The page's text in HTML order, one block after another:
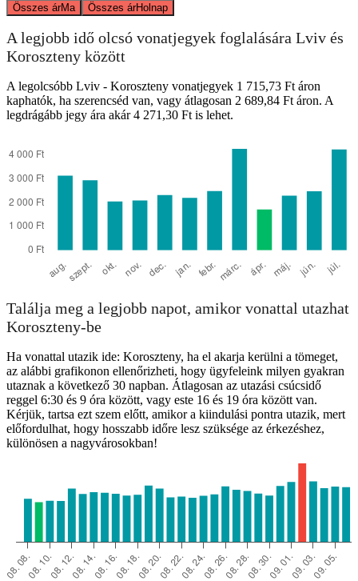
Összes árMa Összes árHolnap
A legjobb idő olcsó vonatjegyek foglalására Lviv és
Koroszteny között
A legolcsóbb Lviv - Koroszteny vonatjegyek 1 715,73 Ft áron
kaphatók, ha szerencséd van, vagy átlagosan 2 689,84 Ft áron. A
legdrágább jegy ára akár 4 271,30 Ft is lehet.
Találja meg a legjobb napot, amikor vonattal utazhat
Koroszteny-be
Ha vonattal utazik ide: Koroszteny, ha el akarja kerülni a tömeget,
az alábbi grafikonon ellenőrizheti, hogy ügyfeleink milyen gyakran
utaznak a következő 30 napban. Átlagosan az utazási csúcsidő
reggel 6:30 és 9 óra között, vagy este 16 és 19 óra között van.
Kérjük, tartsa ezt szem előtt, amikor a kiindulási pontra utazik, mert
előfordulhat, hogy hosszabb időre lesz szüksége az érkezéshez,
különösen a nagyvárosokban!